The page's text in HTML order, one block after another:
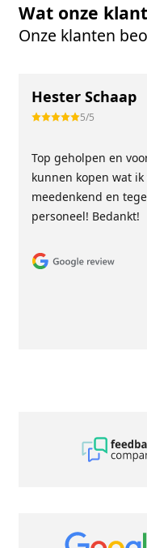
Wat onze
Onze klanten
Hester Schaap
5/5
Top geholpen en
kunnen kopen wat
meedenkend en
personeel! Bedankt!